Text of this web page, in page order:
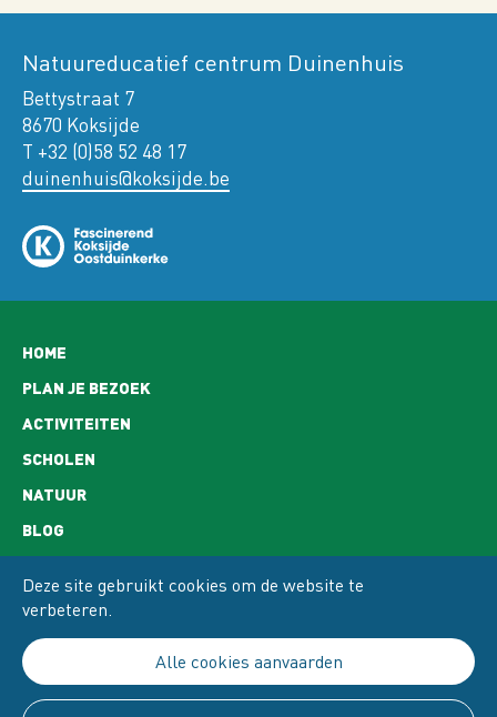
Natuureducatief centrum Duinenhuis
Bettystraat 7
8670 Koksijde
T +32 (0)58 52 48 17
duinenhuis@koksijde.be
Hoofdnavigatie
HOME
PLAN JE BEZOEK
ACTIVITEITEN
SCHOLEN
NATUUR
BLOG
Deze site gebruikt cookies om de website te
verbeteren.
Alle cookies aanvaarden
OPENINGSUREN
ADRES EN BEREIKBAARHEID
PRIVACY
COOKIE POLICY